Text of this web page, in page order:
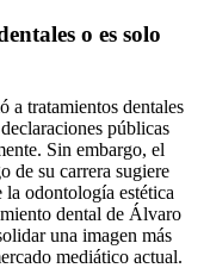
o es solo
a tratamientos dentales
públicas
Sin embargo, el
de su carrera sugiere
la odontología estética
dental de Álvaro
una imagen más
mediático actual.